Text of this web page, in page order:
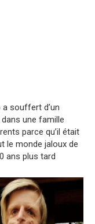
souffert d’un
une famille
parce qu’il était
le monde jaloux de
ans plus tard